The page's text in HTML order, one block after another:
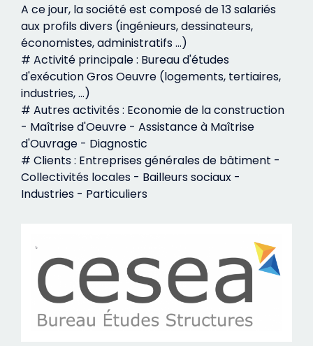
A ce jour, la société est composé de 13 salariés
aux profils divers (ingénieurs, dessinateurs,
économistes, administratifs ...)
# Activité principale : Bureau d'études
d'exécution Gros Oeuvre (logements, tertiaires,
industries, ...)
# Autres activités : Economie de la construction
- Maîtrise d'Oeuvre - Assistance à Maîtrise
d'Ouvrage - Diagnostic
# Clients : Entreprises générales de bâtiment -
Collectivités locales - Bailleurs sociaux -
Industries - Particuliers